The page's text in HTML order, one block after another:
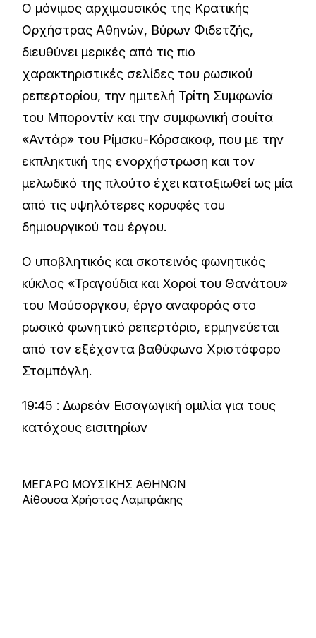
Ο μόνιμος αρχιμουσικός της Κρατικής
Ορχήστρας Αθηνών, Βύρων Φιδετζής,
διευθύνει μερικές από τις πιο
χαρακτηριστικές σελίδες του ρωσικού
ρεπερτορίου, την ημιτελή Τρίτη Συμφωνία
του Μποροντίν και την συμφωνική σουίτα
«Αντάρ» του Ρίμσκυ-Κόρσακοφ, που με την
εκπληκτική της ενορχήστρωση και τον
μελωδικό της πλούτο έχει καταξιωθεί ως μία
από τις υψηλότερες κορυφές του
δημιουργικού του έργου.
Ο υποβλητικός και σκοτεινός φωνητικός
κύκλος «Τραγούδια και Χοροί του Θανάτου»
του Μούσοργκσυ, έργο αναφοράς στο
ρωσικό φωνητικό ρεπερτόριο, ερμηνεύεται
από τον εξέχοντα βαθύφωνο Χριστόφορο
Σταμπόγλη.
19:45 : Δωρεάν Εισαγωγική ομιλία για τους
κατόχους εισιτηρίων
ΜΕΓΑΡΟ ΜΟΥΣΙΚΗΣ ΑΘΗΝΩΝ
Αίθουσα Χρήστος Λαμπράκης